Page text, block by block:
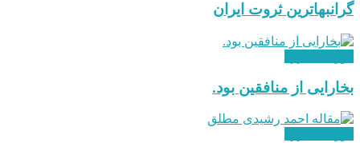
گرانبهاترین ثروت ایران
بخارایی از منافقین بود.